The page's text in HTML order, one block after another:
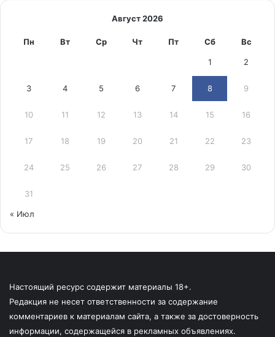
Август 2026
Пн Вт Ср Чт Пт Сб Вс
1 2
3 4 5 6 7 8 9
10 11 12 13 14 15 16
17 18 19 20 21 22 23
24 25 26 27 28 29 30
31
« Июл
Настоящий ресурс содержит материалы 18+.
Редакция не несет ответственности за содержание
комментариев к материалам сайта, а также за достоверность
информации, содержащейся в рекламных объявлениях.